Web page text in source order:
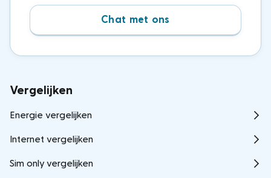
Chat met ons
Vergelijken
Energie vergelijken
Internet vergelijken
Sim only vergelijken